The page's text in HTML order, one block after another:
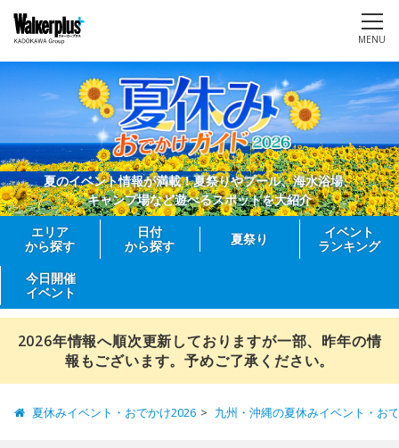
MENU
夏のイベント情報が満載！夏祭りやプール、海水浴場、
キャンプ場など遊べるスポットを大紹介
エリア
から探す
日付
から探す
夏祭り
イベント
ランキング
今日開催
イベント
2026年情報へ順次更新しておりますが一部、昨年の情
報もございます。予めご了承ください。
夏休みイベント・おでかけ2026 九州・沖縄の夏休みイベント・お